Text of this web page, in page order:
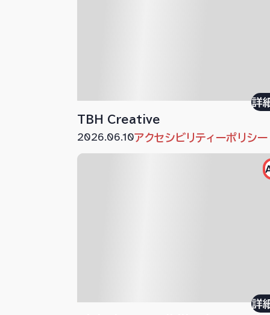
TBH Creative
詳
2026.06.10アクセシビリティーポリシー
詳